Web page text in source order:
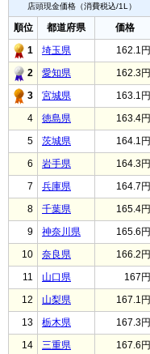
店頭現金価格（消費税込/1L）
順位 都道府県
価格
1
埼玉県
162.1円
2
愛知県
162.3円
3
宮城県
163.1円
4
徳島県
163.4円
5
茨城県
164.1円
6
岩手県
164.3円
7
兵庫県
164.7円
8
千葉県
165.4円
9
神奈川県
165.6円
10
奈良県
166.2円
11
山口県
167円
12
山梨県
167.1円
13
栃木県
167.3円
14
三重県
167.6円